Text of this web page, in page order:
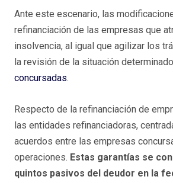
Ante este escenario, las
refinanciación de las empresas que
insolvencia, al igual que agilizar los
la revisión de la situación
concursadas.
Respecto de la refinanciación de
las entidades refinanciadoras,
acuerdos entre las empresas
operaciones. Estas garantías se
quintos pasivos del deudor en la